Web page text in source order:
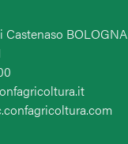
BOLOGNA